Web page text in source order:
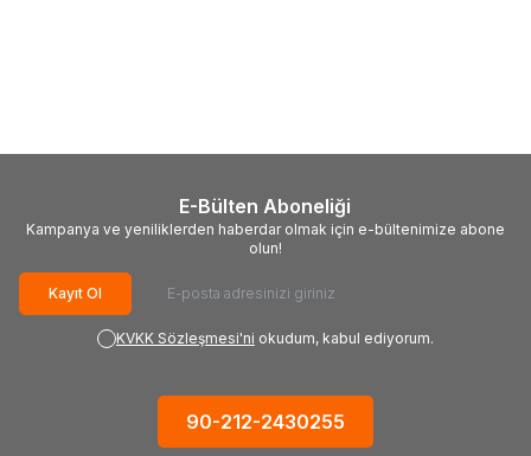
E-Bülten Aboneliği
Kampanya ve yeniliklerden haberdar olmak için e-bültenimize abone
olun!
Kayıt Ol
KVKK Sözleşmesi'ni okudum, kabul ediyorum.
90-212-2430255